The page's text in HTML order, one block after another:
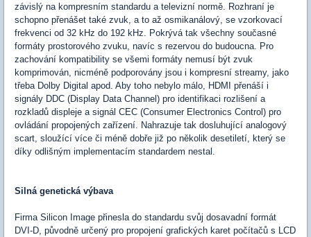
závislý na kompresním standardu a televizní normě. Rozhraní je
schopno přenášet také zvuk, a to až osmikanálový, se vzorkovací
frekvenci od 32 kHz do 192 kHz. Pokrývá tak všechny současné
formáty prostorového zvuku, navíc s rezervou do budoucna. Pro
zachování kompatibility se všemi formáty nemusí být zvuk
komprimován, nicméně podporovány jsou i kompresní streamy, jako
třeba Dolby Digital apod. Aby toho nebylo málo, HDMI přenáší i
signály DDC (Display Data Channel) pro identifikaci rozlišení a
rozkladů displeje a signál CEC (Consumer Electronics Control) pro
ovládání propojených zařízení. Nahrazuje tak dosluhující analogový
scart, sloužící více či méně dobře již po několik desetiletí, který se
díky odlišným implementacím standardem nestal.
Silná genetická výbava
Firma Silicon Image přinesla do standardu svůj dosavadní formát
DVI-D, původně určený pro propojení grafických karet počítačů s LCD